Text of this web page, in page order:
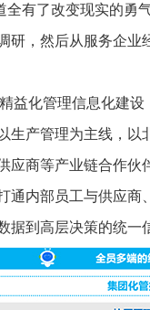
有了改变现实的勇
研，然后从服务企
益化管理信息化建
生产管理为主线，
应商等产业链合作
通内部员工与供应
到高层决策的统一